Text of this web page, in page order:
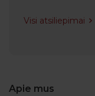
Visi atsiliepimai
Apie mus